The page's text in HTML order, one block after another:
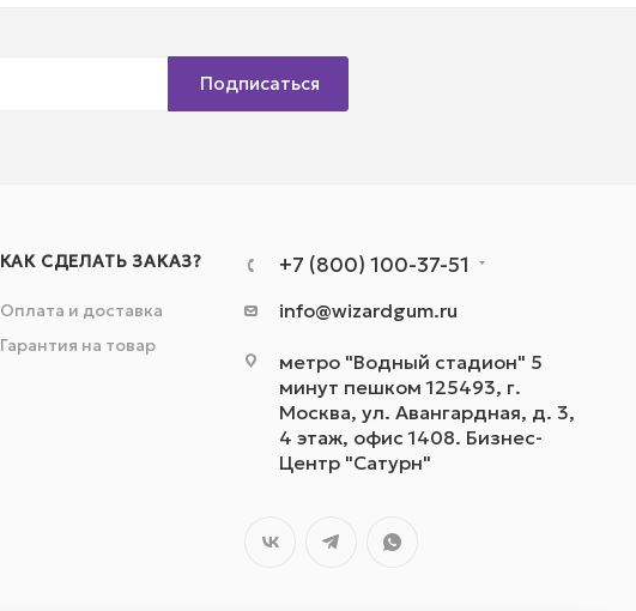
Подписаться
КАК СДЕЛАТЬ ЗАКАЗ?
Оплата и доставка
Гарантия на товар
+7 (800) 100-37-51
info@wizardgum.ru
метро "Водный стадион" 5
минут пешком 125493, г.
Москва, ул. Авангардная, д. 3,
4 этаж, офис 1408. Бизнес-
Центр "Сатурн"